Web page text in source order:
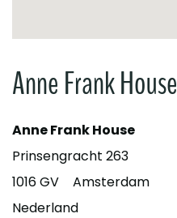
Anne Frank House
Anne Frank House
Prinsengracht 263
1016 GV
Amsterdam
Nederland